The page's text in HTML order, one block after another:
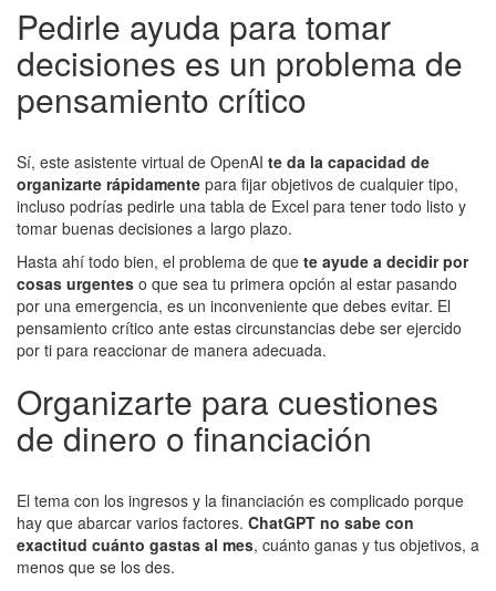
Pedirle ayuda para tomar
decisiones es un problema de
pensamiento crítico
Sí, este asistente virtual de OpenAI te da la capacidad de
organizarte rápidamente para fijar objetivos de cualquier tipo,
incluso podrías pedirle una tabla de Excel para tener todo listo y
tomar buenas decisiones a largo plazo.
Hasta ahí todo bien, el problema de que te ayude a decidir por
cosas urgentes o que sea tu primera opción al estar pasando
por una emergencia, es un inconveniente que debes evitar. El
pensamiento crítico ante estas circunstancias debe ser ejercido
por ti para reaccionar de manera adecuada.
Organizarte para cuestiones
de dinero o financiación
El tema con los ingresos y la financiación es complicado porque
hay que abarcar varios factores. ChatGPT no sabe con
exactitud cuánto gastas al mes, cuánto ganas y tus objetivos, a
menos que se los des.